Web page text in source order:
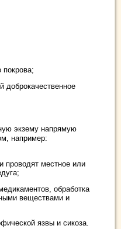
покрова;
доброкачественное
экзему напрямую
например:
проводят местное или
обработка
веществами и
язвы и сикоза.